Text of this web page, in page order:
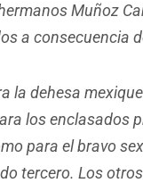
Muñoz
a consecuencia
la dehesa
los enclasados
para el bravo
tercero. Los